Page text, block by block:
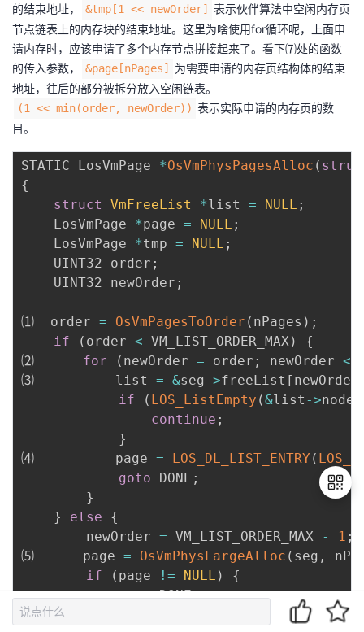
的结束地址，
&tmp[1 << newOrder]
表示伙伴算法中空闲内存页
节点链表上的内存块的结束地址。这里为啥使用for循环呢，上面申
请内存时，应该申请了多个内存节点拼接起来了。看下⑺处的函数
的传入参数，
&page[nPages]
为需要申请的内存页结构体的结束
地址，往后的部分被拆分放入空闲链表。
(1 << min(order, newOrder)) 表示实际申请的内存页的数
目。
STATIC LosVmPage *OsVmPhysPagesAlloc (
{
struct
VmFreeList *list = NULL ;
    LosVmPage
*page = NULL ;
    LosVmPage
*tmp = NULL ;
    UINT32 order
;
    UINT32 newOrder
;
⑴  order = OsVmPagesToOrder ( nPages ) ;
if
( order < VM_LIST_ORDER_MAX)
{
⑵ for ( newOrder = order ; newOrder <
⑶          list = &seg ->freeList [ newOrder
if
( LOS_ListEmpty (&list ->node
continue ;
}
⑷          page = LOS_DL_LIST_ENTRY (
goto DONE ;
}
}
else
{
        newOrder
= VM_LIST_ORDER_MAX - 1 ;
⑸      page = OsVmPhysLargeAlloc ( seg ,
if
( page != NULL )
{
goto DONE;